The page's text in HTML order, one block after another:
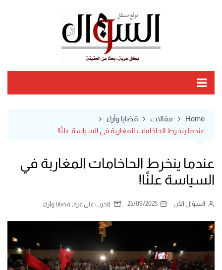
Home مقالات
قضايا وآراء
عندما ينخرط الحاخامات المغاربة في السياسة علنًا!
عندما ينخرط الحاخامات المغاربة في
السياسة علنًا!
السؤال الآن 25/09/2025 الحرب على غزة قضايا وآراء